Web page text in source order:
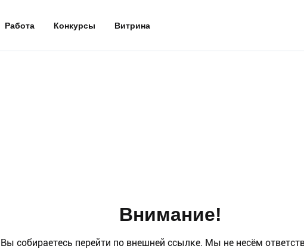
Работа Конкурсы Витрина
Внимание!
Вы собираетесь перейти по внешней ссылке. Мы не несём